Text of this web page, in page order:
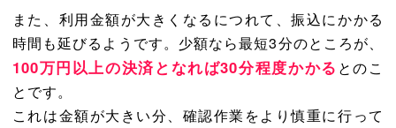
また、利用金額が大きくなるにつれて、振込にかかる
時間も延びるようです。少額なら最短3分のところが、
100万円以上の決済となれば30分程度かかる とのこ
とです。
これは金額が大きい分、確認作業をより慎重に行って